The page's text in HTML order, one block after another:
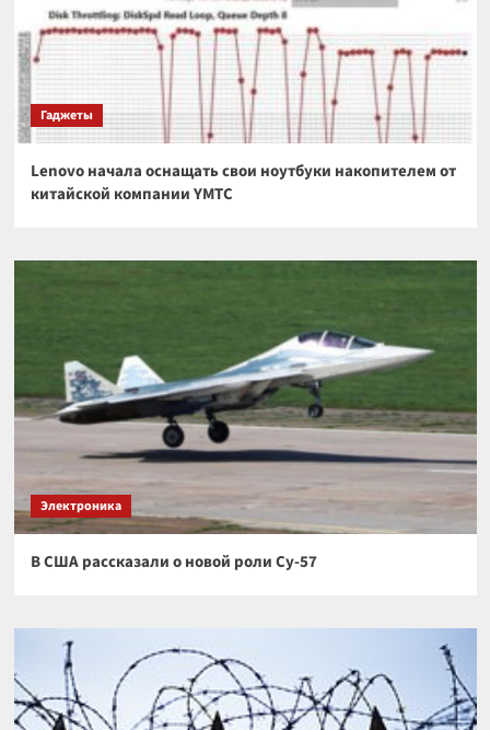
Гаджеты
Lenovo начала оснащать свои ноутбуки накопителем от
китайской компании YMTC
Электроника
В США рассказали о новой роли Су-57